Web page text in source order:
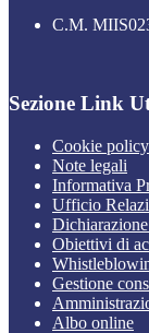
C.M.
Sezione Link
Cookie policy
Note legali
Informativa
Ufficio
Obiettivi di
Gestione
Albo online